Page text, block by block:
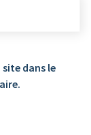
dans le